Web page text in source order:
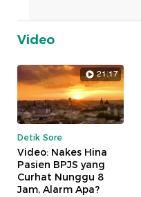
Video
21:17
Detik Sore
Video: Nakes Hina
Pasien BPJS yang
Curhat Nunggu 8
Jam, Alarm Apa?